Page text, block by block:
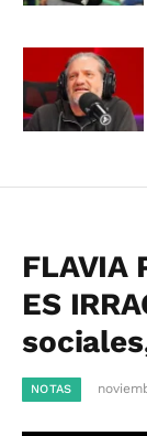
FLAVIA
ES
NOTAS